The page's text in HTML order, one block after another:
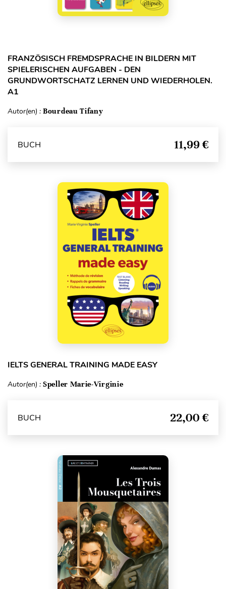
FRANZÖSISCH FREMDSPRACHE IN BILDERN MIT
SPIELERISCHEN AUFGABEN - DEN
GRUNDWORTSCHATZ LERNEN UND WIEDERHOLEN.
A1
Autor(en) : Bourdeau Tifany
BUCH 11,99 €
IELTS GENERAL TRAINING MADE EASY
Autor(en) : Speller Marie-Virginie
BUCH 22,00 €